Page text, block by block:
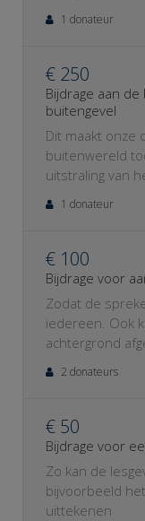
1 donateur
€ 250
Bijdrage aan
buitengevel
Dit maakt onze
buitenwereld
uitstraling van
1 donateur
€ 100
Bijdrage voor
Zodat de
iedereen. Ook
achtergrond
2 donateurs
€ 50
Bijdrage voor
Zo kan de
bijvoorbeeld
uittekenen